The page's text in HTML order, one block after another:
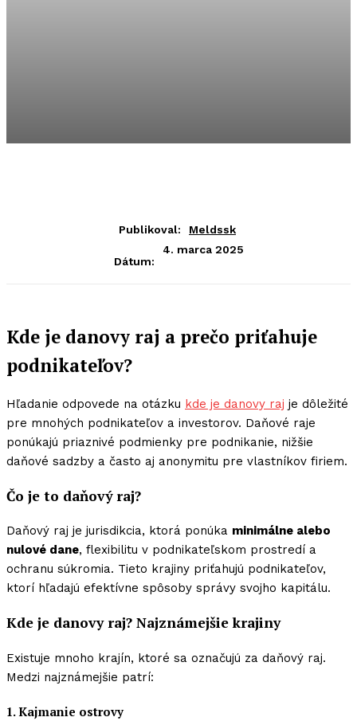
Publikoval: Meldssk
Dátum:
4. marca 2025
Kde je danovy raj a prečo priťahuje
podnikateľov?
Hľadanie odpovede na otázku kde je danovy raj je dôležité
pre mnohých podnikateľov a investorov. Daňové raje
ponúkajú priaznivé podmienky pre podnikanie, nižšie
daňové sadzby a často aj anonymitu pre vlastníkov firiem.
Čo je to daňový raj?
Daňový raj je jurisdikcia, ktorá ponúka minimálne alebo
nulové dane, flexibilitu v podnikateľskom prostredí a
ochranu súkromia. Tieto krajiny priťahujú podnikateľov,
ktorí hľadajú efektívne spôsoby správy svojho kapitálu.
Kde je danovy raj? Najznámejšie krajiny
Existuje mnoho krajín, ktoré sa označujú za daňový raj.
Medzi najznámejšie patrí:
1. Kajmanie ostrovy